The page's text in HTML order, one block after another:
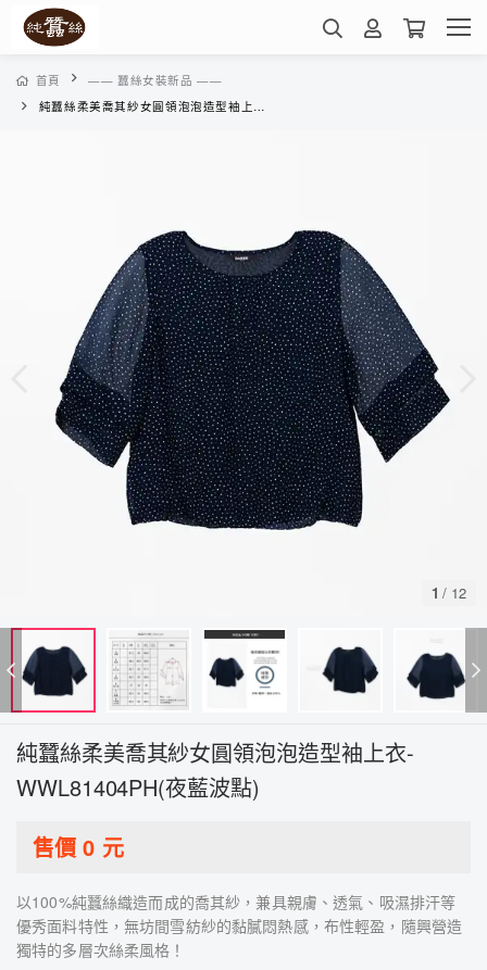
首頁
—— 蠶絲女裝新品 ——
純蠶絲柔美喬其紗女圓領泡泡造型袖上衣-WWL81404PH(夜藍波點)
1 / 12
純蠶絲柔美喬其紗女圓領泡泡造型袖上衣-
WWL81404PH(夜藍波點)
售價0 元
以100%純蠶絲織造而成的喬其紗，兼具親膚、透氣、吸濕排汗等
優秀面料特性，無坊間雪紡紗的黏膩悶熱感，布性輕盈，隨興營造
獨特的多層次絲柔風格！